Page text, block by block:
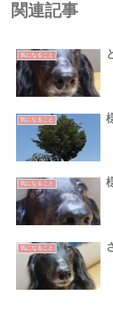
関連記事
気になること
気になること
気になること
気になること